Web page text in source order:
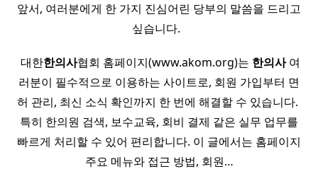
앞서, 여러분에게 한 가지 진심어린 당부의 말씀을 드리고
싶습니다. ​ ​
​ 대한한의사협회 홈페이지(www.akom.org)는 한의사여
러분이 필수적으로 이용하는 사이트로, 회원 가입부터 면
허 관리, 최신 소식 확인까지 한 번에 해결할 수 있습니다. ​
특히 한의원 검색, 보수교육, 회비 결제 같은 실무 업무를
빠르게 처리할 수 있어 편리합니다. 이 글에서는 홈페이지
주요 메뉴와 접근 방법, 회원…